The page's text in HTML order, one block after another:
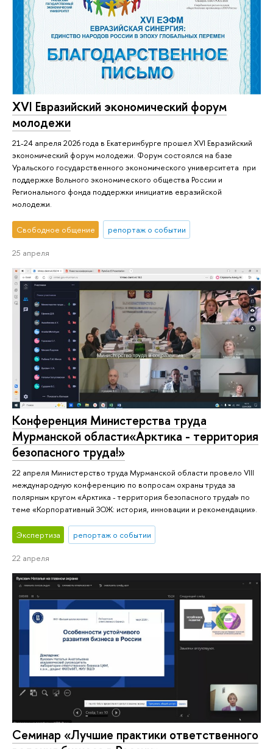
XVI Евразийский экономический форум
молодежи
21-24 апреля 2026 года в Екатеринбурге прошел XVI Евразийский
экономический форум молодежи. Форум состоялся на базе
Уральского государственного экономического университета при
поддержке Вольного экономического общества России и
Регионального фонда поддержки инициатив евразийской
молодежи.
Свободное общение репортаж о событии
25 апреля
Конференция Министерства труда
Мурманской области«Арктика - территория
безопасного труда!»
22 апреля Министерство труда Мурманской области провело VIII
международную конференцию по вопросам охраны труда за
полярным кругом «Арктика - территория безопасного труда!» по
теме «Корпоративный ЗОЖ: история, инновации и рекомендации».
Экспертиза репортаж о событии
22 апреля
Семинар «Лучшие практики ответственного